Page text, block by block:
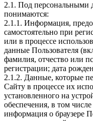
2.1. Под персональными
понимаются:
2.1.1. Информация,
самостоятельно при
или в процессе
данные Пользователя
фамилия, отчество или
регистрации; дата
2.1.2. Данные, которые
Сайту в процессе их
установленного на
обеспечения, в том
информация о браузере